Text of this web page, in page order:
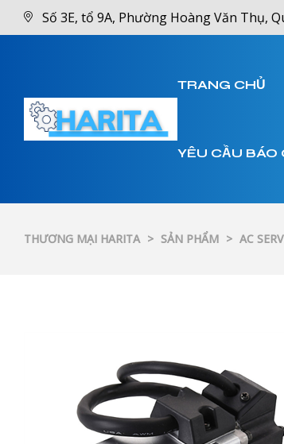
Số 3E, tổ 9A, Phường Hoàng Văn Thụ,
TRANG CHỦ
YÊU CẦU BÁO
THƯƠNG MẠI HARITA > SẢN PHẨM > AC